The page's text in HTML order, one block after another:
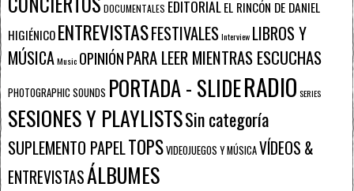
DOCUMENTALES EDITORIALEL RINCÓN DE DANIEL
HIGIÉNICOENTREVISTASFESTIVALESInterview LIBROS Y
MÚSICAMusic OPINIÓNPARA LEER MIENTRAS ESCUCHAS
PHOTOGRAPHIC SOUNDS PORTADA - SLIDERADIO SERIES
SESIONES Y PLAYLISTSSin categoría
SUPLEMENTO PAPELTOPSVIDEOJUEGOS Y MÚSICAVÍDEOS &
ENTREVISTASÁLBUMES